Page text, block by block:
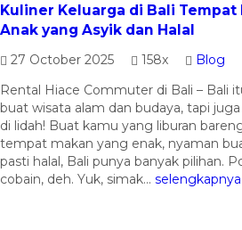
Kuliner Keluarga di Bali Tempat
Anak yang Asyik dan Halal
27 October 2025 158x
Blog
Rental Hiace Commuter di Bali – Bali
buat wisata alam dan budaya, tapi
di lidah! Buat kamu yang liburan
tempat makan yang enak, nyaman
pasti halal, Bali punya banyak pilihan.
cobain, deh. Yuk, simak... selengkapnya